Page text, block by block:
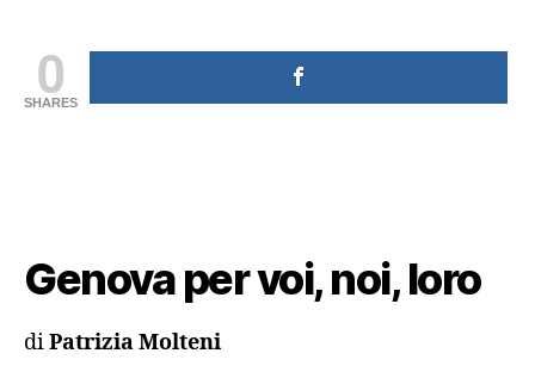
0
SHARES
Genova per voi, noi, loro
diPatrizia Molteni